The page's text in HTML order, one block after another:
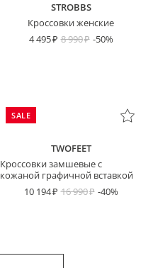
STROBBS
Кроссовки женские
4 495
8 990 -50%
SALE
TWOFEET
Кроссовки замшевые с
кожаной графичной вставкой
10 194
16 990 -40%